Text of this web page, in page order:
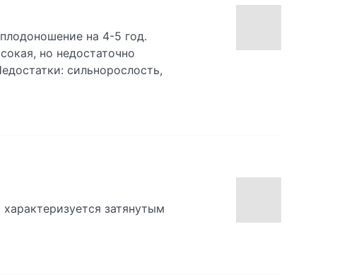
на 4-5 год.
но недостаточно
сильнорослость,
затянутым